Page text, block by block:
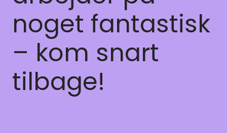
noget fantastisk
– kom snart
tilbage!